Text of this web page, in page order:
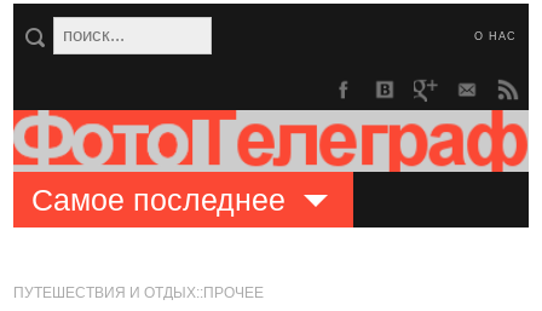
О НАС
Самое последнее
ПУТЕШЕСТВИЯ И ОТДЫХ::ПРОЧЕЕ